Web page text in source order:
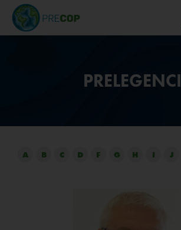
PRELEGENCI
A B C D F G H I J